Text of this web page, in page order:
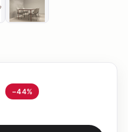
−44%